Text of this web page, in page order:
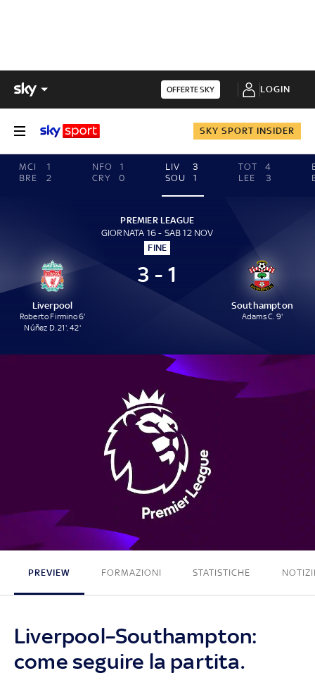
OFFERTE SKY LOGIN
SKY SPORT INSIDER
MCI
1
BRE
2
NFO
1
CRY
0
LIV
3
SOU
1
TOT
4
LEE
3
PREMIER LEAGUE
GIORNATA 16 - SAB 12 NOV
FINE
Liverpool
Roberto Firmino 6'
Núñez D. 21', 42'
3 - 1
Southampton
Adams C. 9'
3 - 1
PREVIEW FORMAZIONI STATISTICHE
Liverpool–Southampton:
come seguire la partita.